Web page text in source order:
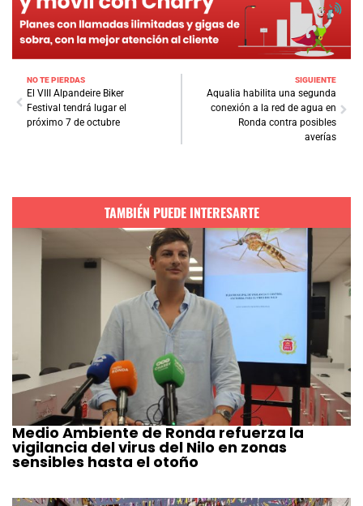
NO TE PIERDAS
El VIII Alpandeire Biker
Festival tendrá lugar el
próximo 7 de octubre
SIGUIENTE
Aqualia habilita una segunda
conexión a la red de agua en
Ronda contra posibles
averías
TAMBIÉN PUEDE INTERESARTE
Medio Ambiente de Ronda refuerza la
vigilancia del virus del Nilo en zonas
sensibles hasta el otoño